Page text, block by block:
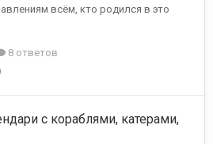
всём, кто родился в это
8 ответов
с кораблями, катерами,